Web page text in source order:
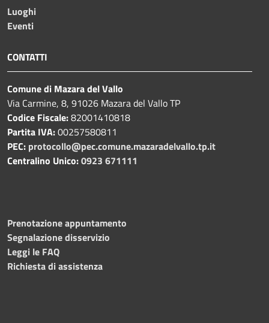
Luoghi
Eventi
CONTATTI
Comune di Mazara del Vallo
Via Carmine, 8, 91026 Mazara del Vallo TP
Codice Fiscale:82001410818
Partita IVA:00257580811
PEC: protocollo@pec.comune.mazaradelvallo.tp.it
Centralino Unico:0923 671111
Prenotazione appuntamento
Segnalazione disservizio
Leggi le FAQ
Richiesta di assistenza